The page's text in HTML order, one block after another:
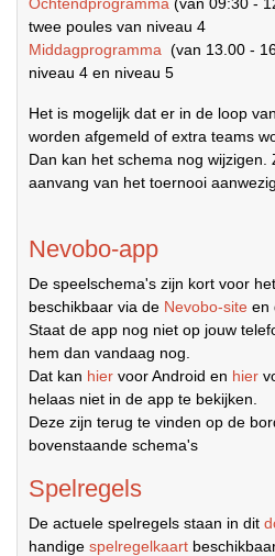
twee poules van niveau 4
Middagprogramma (van 13.00 -
niveau 4 en niveau 5
Het is mogelijk dat er in de loop
worden afgemeld of extra teams
Dan kan het schema nog
aanvang van het toernooi
Nevobo-app
De speelschema's zijn kort voor
beschikbaar via de Nevobo-site en
Staat de app nog niet op jouw
hem dan vandaag nog.
Dat kan hier voor Android en hier
helaas niet in de app te bekijken.
Deze zijn terug te vinden op de
bovenstaande schema's
Spelregels
De actuele spelregels staan in dit
handige spelregelkaart